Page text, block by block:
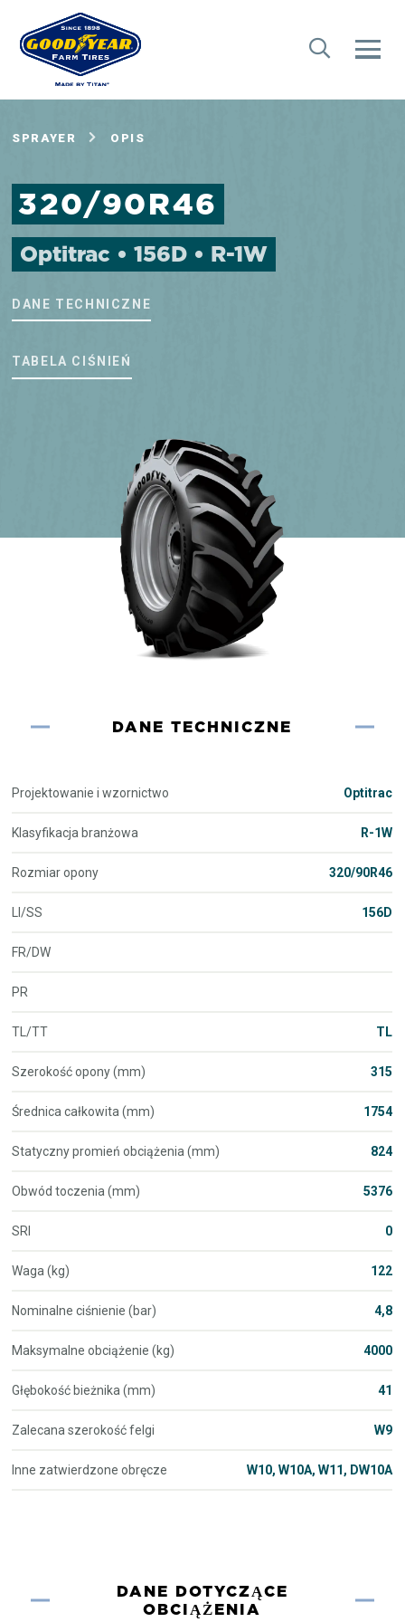
SPRAYER OPIS
320/90R46
Optitrac • 156D • R-1W
DANE TECHNICZNE
TABELA CIŚNIEŃ
DANE TECHNICZNE
Projektowanie i wzornictwo Optitrac
Klasyfikacja branżowa R-1W
Rozmiar opony 320/90R46
LI/SS 156D
FR/DW
PR
TL/TT TL
Szerokość opony (mm) 315
Średnica całkowita (mm) 1754
Statyczny promień obciążenia (mm) 824
Obwód toczenia (mm) 5376
SRI 0
Waga (kg) 122
Nominalne ciśnienie (bar) 4,8
Maksymalne obciążenie (kg) 4000
Głębokość bieżnika (mm) 41
Zalecana szerokość felgi W9
Inne zatwierdzone obręcze W10, W10A, W11, DW10A
DANE DOTYCZĄCE
OBCIĄŻENIA